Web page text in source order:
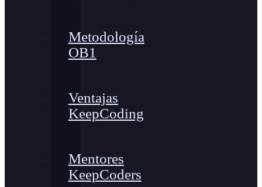
Metodología
OB1
Ventajas
KeepCoding
Mentores
KeepCoders